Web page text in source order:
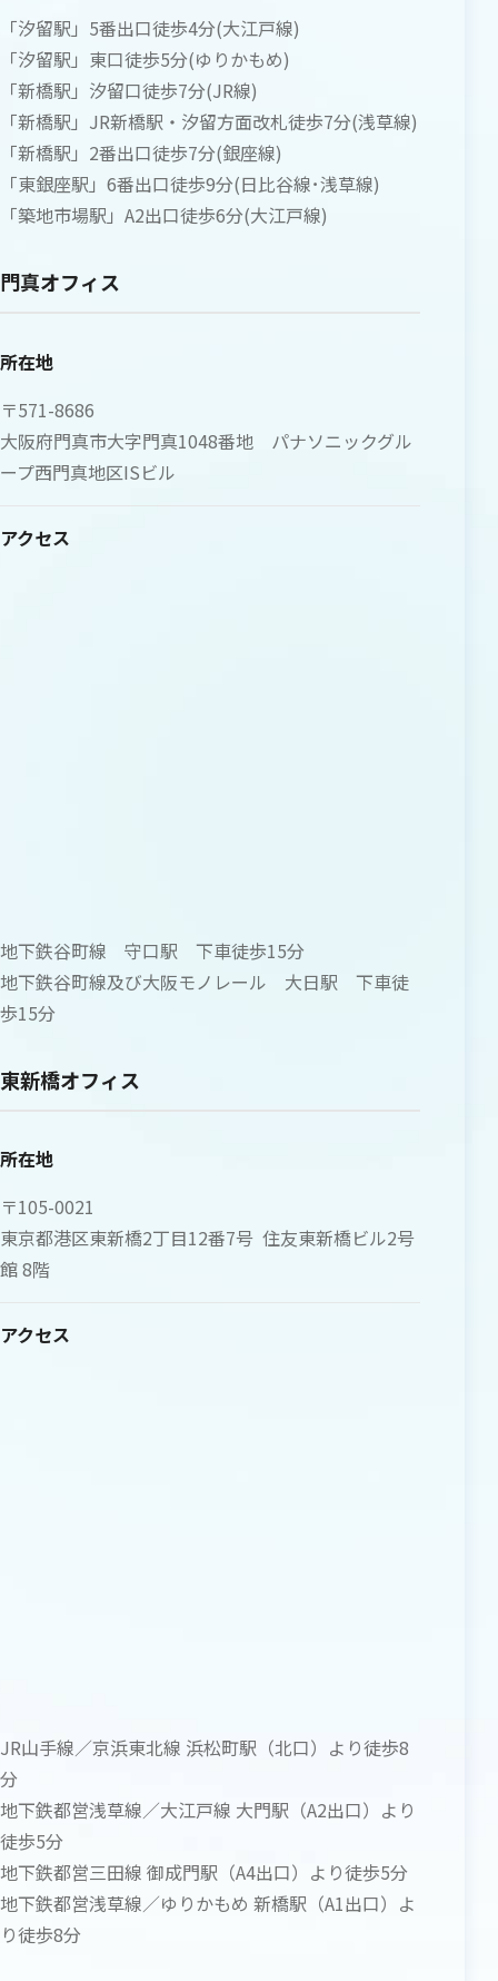
「汐留駅」5番出口徒歩4分(大江戸線)
「汐留駅」東口徒歩5分(ゆりかもめ)
「新橋駅」汐留口徒歩7分(JR線)
「新橋駅」JR新橋駅・汐留方面改札徒歩7分(浅草線)
「新橋駅」2番出口徒歩7分(銀座線)
「東銀座駅」6番出口徒歩9分(日比谷線･浅草線)
「築地市場駅」A2出口徒歩6分(大江戸線)
門真オフィス
所在地
〒571-8686
大阪府門真市大字門真1048番地 パナソニックグル
ープ西門真地区ISビル
アクセス
地下鉄谷町線 守口駅 下車徒歩15分
地下鉄谷町線及び大阪モノレール 大日駅 下車徒
歩15分
東新橋オフィス
所在地
〒105-0021
東京都港区東新橋2丁目12番7号 住友東新橋ビル2号
館 8階
アクセス
JR山手線／京浜東北線 浜松町駅（北口）より徒歩8
分
地下鉄都営浅草線／大江戸線 大門駅（A2出口）より
徒歩5分
地下鉄都営三田線 御成門駅（A4出口）より徒歩5分
地下鉄都営浅草線／ゆりかもめ 新橋駅（A1出口）よ
り徒歩8分